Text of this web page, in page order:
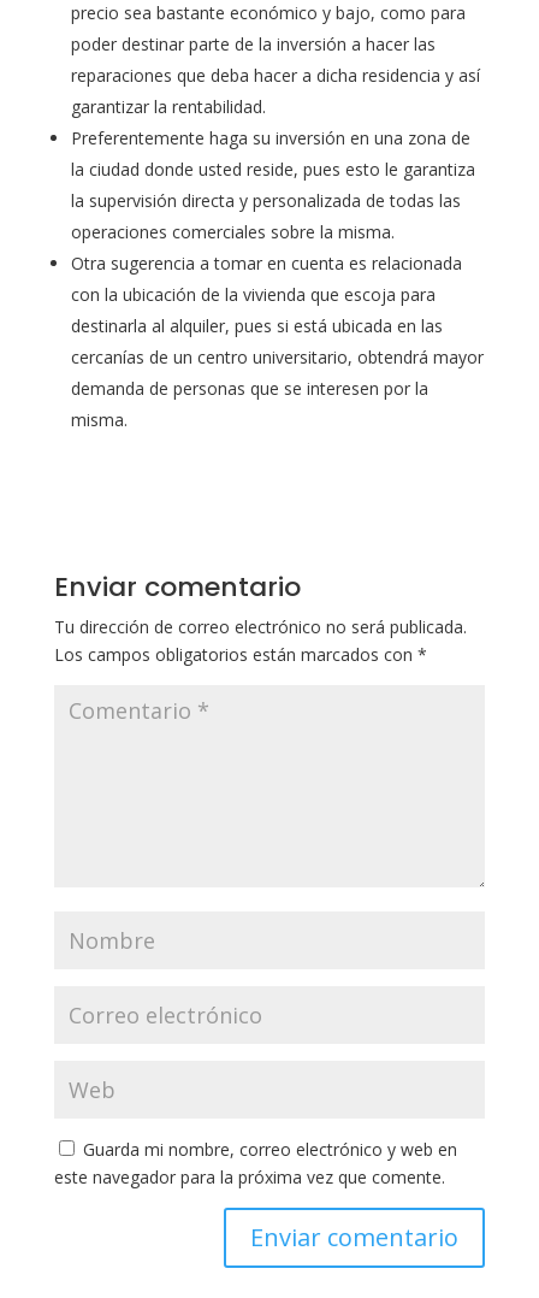
precio sea bastante económico y bajo, como para
poder destinar parte de la inversión a hacer las
reparaciones que deba hacer a dicha residencia y así
garantizar la rentabilidad.
Preferentemente haga su inversión en una zona de
la ciudad donde usted reside, pues esto le garantiza
la supervisión directa y personalizada de todas las
operaciones comerciales sobre la misma.
Otra sugerencia a tomar en cuenta es relacionada
con la ubicación de la vivienda que escoja para
destinarla al alquiler, pues si está ubicada en las
cercanías de un centro universitario, obtendrá mayor
demanda de personas que se interesen por la
misma.
Enviar comentario
Tu dirección de correo electrónico no será publicada.
Los campos obligatorios están marcados con *
Guarda mi nombre, correo electrónico y web en
este navegador para la próxima vez que comente.